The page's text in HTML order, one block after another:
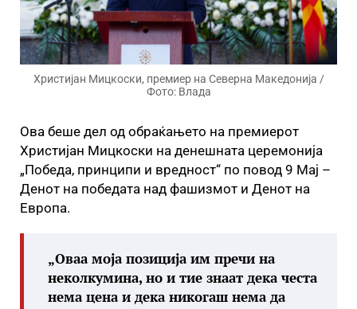
Христијан Мицкоски, премиер на Северна Македонија /
Фото: Влада
Ова беше дел од обраќањето на премиерот
Христијан Мицкоски на денешната церемонија
„Победа, принципи и вредност“ по повод 9 Мај –
Денот на победата над фашизмот и Денот на
Европа.
„Оваа моја позиција им пречи на
неколкумина, но и тие знаат дека честа
нема цена и дека никогаш нема да